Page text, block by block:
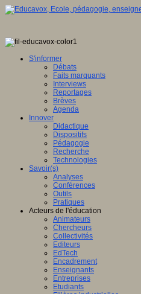
S'informer
Débats
Faits marquants
Interviews
Reportages
Brèves
Agenda
Innover
Didactique
Dispositifs
Pédagogie
Recherche
Technologies
Savoir(s)
Analyses
Conférences
Outils
Pratiques
Acteurs de l'éducation
Animateurs
Chercheurs
Collectivités
Editeurs
EdTech
Encadrement
Enseignants
Entreprises
Etudiants